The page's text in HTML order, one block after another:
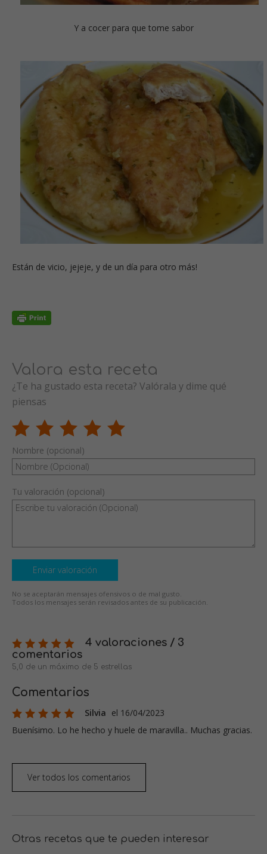
Y a cocer para que tome sabor
Están de vicio, jejeje, y de un día para otro más!
Valora esta receta
¿Te ha gustado esta receta? Valórala y dime qué
piensas
Nombre (opcional)
Tu valoración (opcional)
Enviar valoración
No se aceptarán mensajes ofensivos o de mal gusto.
Todos los mensajes serán revisados antes de su publicación.
4 valoraciones / 3
comentarios
5,0 de un máximo de 5 estrellas
Comentarios
Silvia el 16/04/2023
Buenísimo. Lo he hecho y huele de maravilla.. Muchas gracias.
Ver todos los comentarios
Otras recetas que te pueden interesar